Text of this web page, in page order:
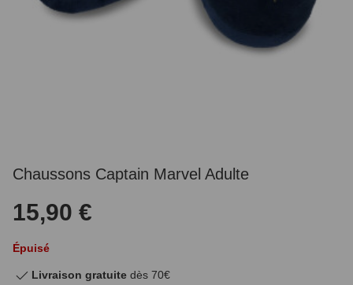
Chaussons Captain Marvel Adulte
15,90 €
Épuisé
Livraison gratuite dès 70€